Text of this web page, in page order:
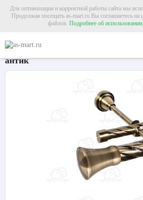
Для оптимизации и корректной работы сайта мы
Продолжая посещать as-mart.ru Вы соглашаетесь на
файлов. Подробнее об
Карниз для штор двухрядный
антик